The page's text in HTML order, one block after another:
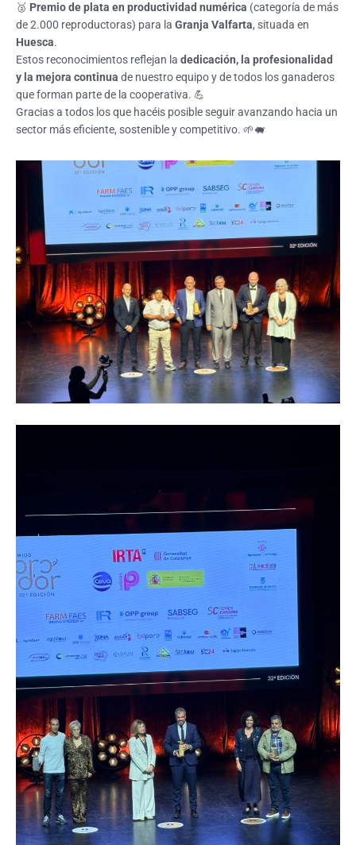
🥈 Premio de plata en productividad numérica (categoría de más
de 2.000 reproductoras) para la Granja Valfarta, situada en
Huesca.
Estos reconocimientos reflejan la dedicación, la profesionalidad
y la mejora continua de nuestro equipo y de todos los ganaderos
que forman parte de la cooperativa. 💪
Gracias a todos los que hacéis posible seguir avanzando hacia un
sector más eficiente, sostenible y competitivo. 🌱🐖